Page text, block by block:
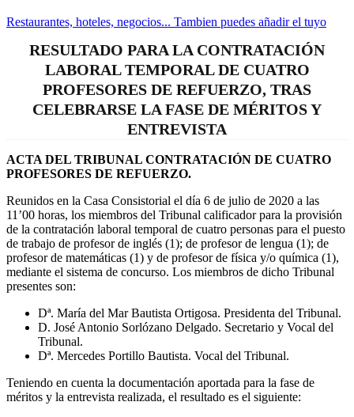
Restaurantes, hoteles, negocios... Tambien puedes añadir el tuyo
RESULTADO PARA LA CONTRATACIÓN
LABORAL TEMPORAL DE CUATRO
PROFESORES DE REFUERZO, TRAS
CELEBRARSE LA FASE DE MÉRITOS Y
ENTREVISTA
ACTA DEL TRIBUNAL CONTRATACIÓN DE CUATRO
PROFESORES DE REFUERZO.
Reunidos en la Casa Consistorial el día 6 de julio de 2020 a las
11’00 horas, los miembros del Tribunal calificador para la provisión
de la contratación laboral temporal de cuatro personas para el puesto
de trabajo de profesor de inglés (1); de profesor de lengua (1); de
profesor de matemáticas (1) y de profesor de física y/o química (1),
mediante el sistema de concurso. Los miembros de dicho Tribunal
presentes son:
Dª. María del Mar Bautista Ortigosa. Presidenta del Tribunal.
D. José Antonio Sorlózano Delgado. Secretario y Vocal del
Tribunal.
Dª. Mercedes Portillo Bautista. Vocal del Tribunal.
Teniendo en cuenta la documentación aportada para la fase de
méritos y la entrevista realizada, el resultado es el siguiente: